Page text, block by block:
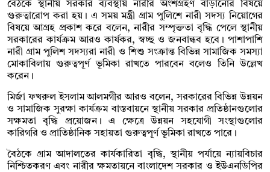
বৈঠকে স্থানীয় সরকার ব্যবস্থায় নারীর অংশগ্রহণ বাড়ানোর বিষয়ে
গুরুত্বারোপ করা হয়। এ সময় মন্ত্রী গ্রাম পুলিশে নারী সদস্য নিয়োগের
বিষয়ে আগ্রহ প্রকাশ করে বলেন, নারীর সম্পৃক্ততা বৃদ্ধি পেলে স্থানীয়
সরকারের কার্যক্রম আরও কার্যকর, স্বচ্ছ ও জনবান্ধব হবে। পাশাপাশি
নারী গ্রাম পুলিশ সদস্যরা নারী ও শিশু সংক্রান্ত বিভিন্ন সামাজিক সমস্যা
মোকাবিলায় গুরুত্বপূর্ণ ভূমিকা রাখতে পারবেন বলেও তিনি উল্লেখ
করেন।
মির্জা ফখরুল ইসলাম আলমগীর আরও বলেন, সরকারের বিভিন্ন উন্নয়ন
ও সামাজিক সুরক্ষা কার্যক্রম বাস্তবায়নে স্থানীয় সরকার প্রতিষ্ঠানগুলোর
সক্ষমতা বৃদ্ধি প্রয়োজন। এ ক্ষেত্রে উন্নয়ন সহযোগী সংস্থাগুলোর
কারিগরি ও প্রাতিষ্ঠানিক সহায়তা গুরুত্বপূর্ণ ভূমিকা রাখতে পারে।
বৈঠকে গ্রাম আদালতের কার্যকারিতা বৃদ্ধি, স্থানীয় পর্যায়ে ন্যায়বিচার
নিশ্চিতকরণ এবং নারীর ক্ষমতায়নে বাংলাদেশ সরকার ও ইউএনডিপির